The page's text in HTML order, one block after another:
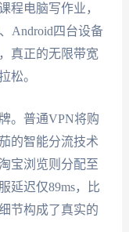
程电脑写作业，
Android四台设备
真正的无限带宽
松。
。普通VPN将购
的智能分流技术
宝浏览则分配至
延迟仅89ms，比
节构成了真实的